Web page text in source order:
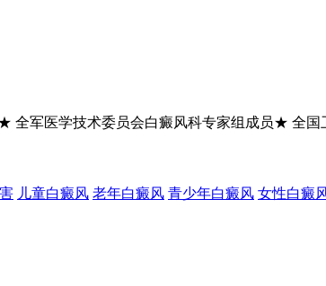
全军医学技术委员会白癜风科专家组成员★ 全
儿童白癜风 老年白癜风 青少年白癜风 女性白癜